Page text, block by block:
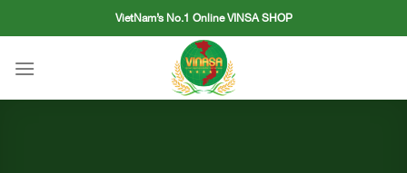
to
VietNam’s No.1 Online VINSA SHOP